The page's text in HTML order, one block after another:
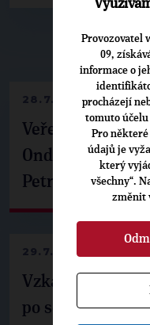
▶
28.7.2026
Veřejné
Ondřej Havel
Petrem Pavlem
29.7.2026
Vzkaz Matěje
po setkání s
Provozovatel
09,
informace o
procházejí
tomuto účelu
Pro některé
údajů je
který
všechny“.
změnit